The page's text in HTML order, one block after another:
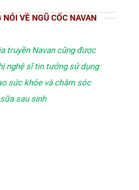
NÓI VỀ NGŨ CỐC NAVAN
truyền Navan cũng được
nghệ sĩ tin tưởng sử dụng
sức khỏe và chăm sóc
sau sinh